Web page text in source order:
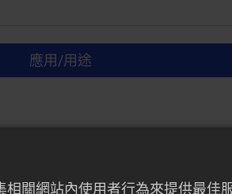
應用/用途
相關網站內使用者行為來提供最